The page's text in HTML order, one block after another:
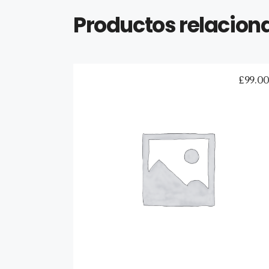
Productos
£99.00
Yellow T-Shirt
Añadir al carrito